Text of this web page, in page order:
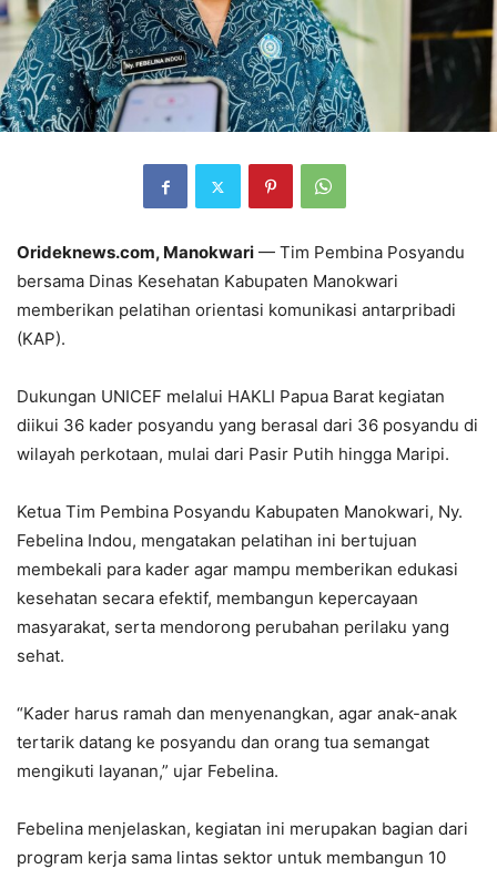
Orideknews.com, Manokwari — Tim Pembina Posyandu
bersama Dinas Kesehatan Kabupaten Manokwari
memberikan pelatihan orientasi komunikasi antarpribadi
(KAP).
Dukungan UNICEF melalui HAKLI Papua Barat kegiatan
diikui 36 kader posyandu yang berasal dari 36 posyandu di
wilayah perkotaan, mulai dari Pasir Putih hingga Maripi.
Ketua Tim Pembina Posyandu Kabupaten Manokwari, Ny.
Febelina Indou, mengatakan pelatihan ini bertujuan
membekali para kader agar mampu memberikan edukasi
kesehatan secara efektif, membangun kepercayaan
masyarakat, serta mendorong perubahan perilaku yang
sehat.
“Kader harus ramah dan menyenangkan, agar anak-anak
tertarik datang ke posyandu dan orang tua semangat
mengikuti layanan,” ujar Febelina.
Febelina menjelaskan, kegiatan ini merupakan bagian dari
program kerja sama lintas sektor untuk membangun 10